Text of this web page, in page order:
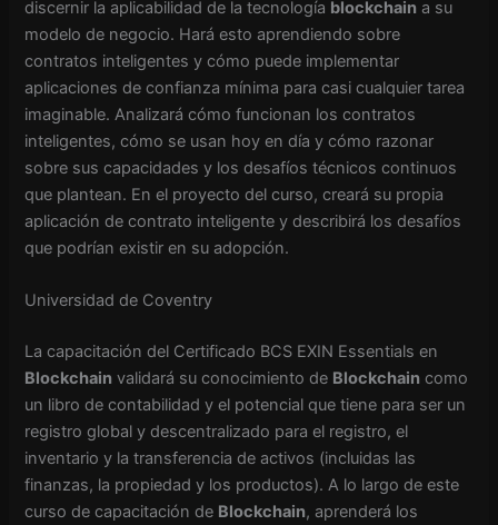
discernir la aplicabilidad de la tecnología blockchain a su
modelo de negocio. Hará esto aprendiendo sobre
contratos inteligentes y cómo puede implementar
aplicaciones de confianza mínima para casi cualquier tarea
imaginable. Analizará cómo funcionan los contratos
inteligentes, cómo se usan hoy en día y cómo razonar
sobre sus capacidades y los desafíos técnicos continuos
que plantean. En el proyecto del curso, creará su propia
aplicación de contrato inteligente y describirá los desafíos
que podrían existir en su adopción.
Universidad de Coventry
La capacitación del Certificado BCS EXIN Essentials en
Blockchain validará su conocimiento de Blockchain como
un libro de contabilidad y el potencial que tiene para ser un
registro global y descentralizado para el registro, el
inventario y la transferencia de activos (incluidas las
finanzas, la propiedad y los productos). A lo largo de este
curso de capacitación de Blockchain, aprenderá los